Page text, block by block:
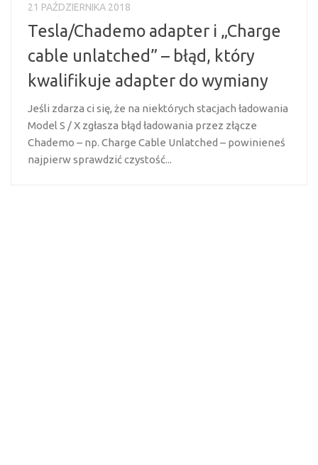
21 PAŹDZIERNIKA 2018
Tesla/Chademo adapter i „Charge
cable unlatched” – błąd, który
kwalifikuje adapter do wymiany
Jeśli zdarza ci się, że na niektórych stacjach ładowania
Model S / X zgłasza błąd ładowania przez złącze
Chademo – np. Charge Cable Unlatched – powinieneś
najpierw sprawdzić czystość...